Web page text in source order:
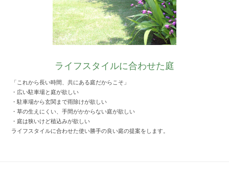
ライフスタイルに合わせた庭
「これから長い時間、共にある庭だからこそ」
・広い駐車場と庭が欲しい
・駐車場から玄関まで雨除けが欲しい
・草の生えにくい、手間がかからない庭が欲しい
・庭は狭いけど植込みが欲しい
ライフスタイルに合わせた使い勝手の良い庭の提案をします。